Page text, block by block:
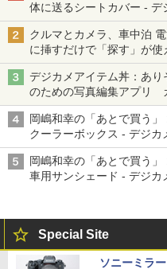
体に送るシートカバー - デ
クルマとカメラ、車中泊
に挿すだけで「探す」が
デジカメアイテム丼：あり
のための写真編集アプリ
る「Filmator」
岡嶋和幸の「あとで買う
クーラーボックス - デジカ
岡嶋和幸の「あとで買う
車用サンシェード - デジカ
Special Site
ソニーミラ